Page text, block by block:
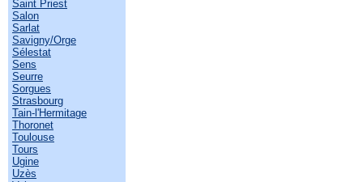
Saint Priest
Salon
Sarlat
Savigny/Orge
Sélestat
Sens
Seurre
Sorgues
Strasbourg
Tain-l'Hermitage
Thoronet
Toulouse
Tours
Ugine
Uzès